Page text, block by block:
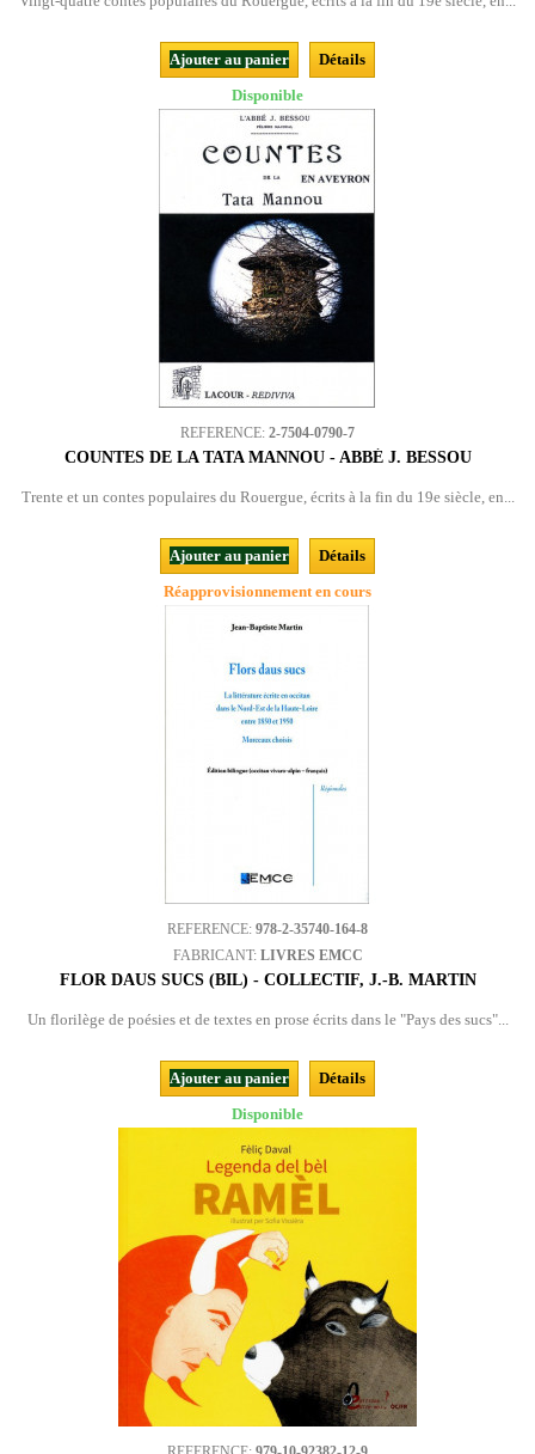
Ajouter au panier
Détails
Disponible
REFERENCE: 2-7504-0790-7
COUNTES DE LA TATA MANNOU - ABBÉ J. BESSOU
Trente et un contes populaires du Rouergue, écrits à la fin du 19e siècle, en...
Ajouter au panier
Détails
Réapprovisionnement en cours
REFERENCE: 978-2-35740-164-8
FABRICANT: LIVRES EMCC
FLOR DAUS SUCS (BIL) - COLLECTIF, J.-B. MARTIN
Un florilège de poésies et de textes en prose écrits dans le "Pays des sucs"...
Ajouter au panier
Détails
Disponible